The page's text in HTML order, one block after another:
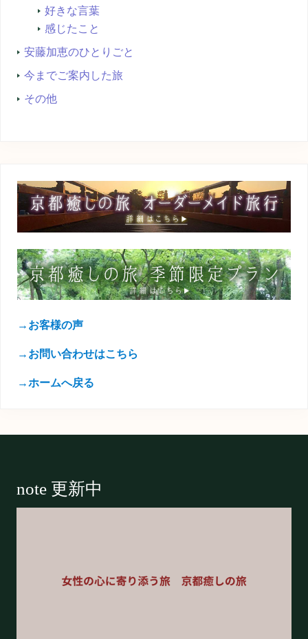
好きな言葉
感じたこと
安藤加恵のひとりごと
今までご案内した旅
その他
→お客様の声
→お問い合わせはこちら
→ホームへ戻る
note 更新中